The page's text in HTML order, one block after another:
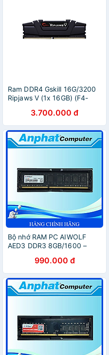
Ram DDR4 Gskill 16G/3200
Ripjaws V (1x 16GB) (F4-
Chính Hãng3.700.000 đ
Bộ nhớ RAM PC AIWOLF
AED3 DDR3 8GB/1600 –
990.000 đ